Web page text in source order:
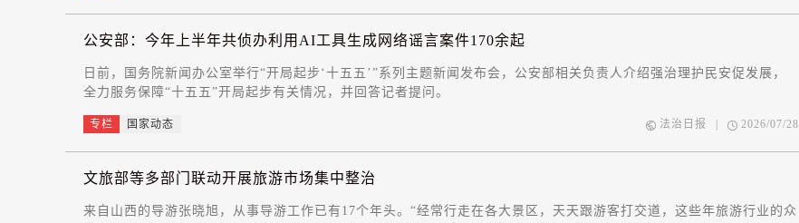
公安部：今年上半年共侦办利用AI工具生成网络谣言案件170余起
日前，国务院新闻办公室举行“开局起步‘十五五’”系列主题新闻发布会，公安部相关负责人介绍强治理护民安促发展，
全力服务保障“十五五”开局起步有关情况，并回答记者提问。
专栏 国家动态 法治日报 2026/07/28
文旅部等多部门联动开展旅游市场集中整治
来自山西的导游张晓旭，从事导游工作已有17个年头。“经常行走在各大景区，天天跟游客打交道，这些年旅游行业的众